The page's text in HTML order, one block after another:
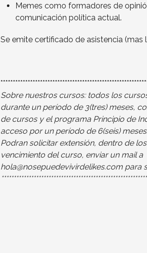
Memes como formadores de
comunicación política actual.
Se emite certificado de asistencia (mas
Sobre nuestros cursos: todos los
durante un período de 3(tres) meses,
de cursos y el programa Principio de
acceso por un período de 6(seis)
Podran solicitar extensión, dentro de
vencimiento del curso, enviar un mail a
hola@nosepuedevivirdelikes.com para